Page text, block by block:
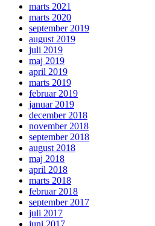
marts 2021
marts 2020
september 2019
august 2019
juli 2019
maj 2019
april 2019
marts 2019
februar 2019
januar 2019
december 2018
november 2018
september 2018
august 2018
maj 2018
april 2018
marts 2018
februar 2018
september 2017
juli 2017
juni 2017